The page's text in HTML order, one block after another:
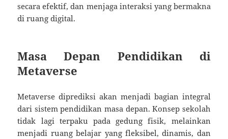
secara efektif, dan menjaga interaksi yang bermakna
di ruang digital.
Masa Depan Pendidikan di
Metaverse
Metaverse diprediksi akan menjadi bagian integral
dari sistem pendidikan masa depan. Konsep sekolah
tidak lagi terpaku pada gedung fisik, melainkan
menjadi ruang belajar yang fleksibel, dinamis, dan